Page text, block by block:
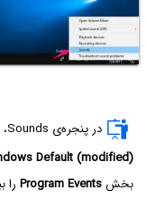
در پنجره‌ی Sounds، به بخش
Default (modified)
بخشProgram Events را